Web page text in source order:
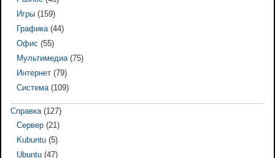
Игры (159)
Графика(44)
Офис (55)
Мультимедиа(75)
Интернет (79)
Система(109)
Справка(127)
Сервер (21)
Kubuntu (5)
Ubuntu (47)